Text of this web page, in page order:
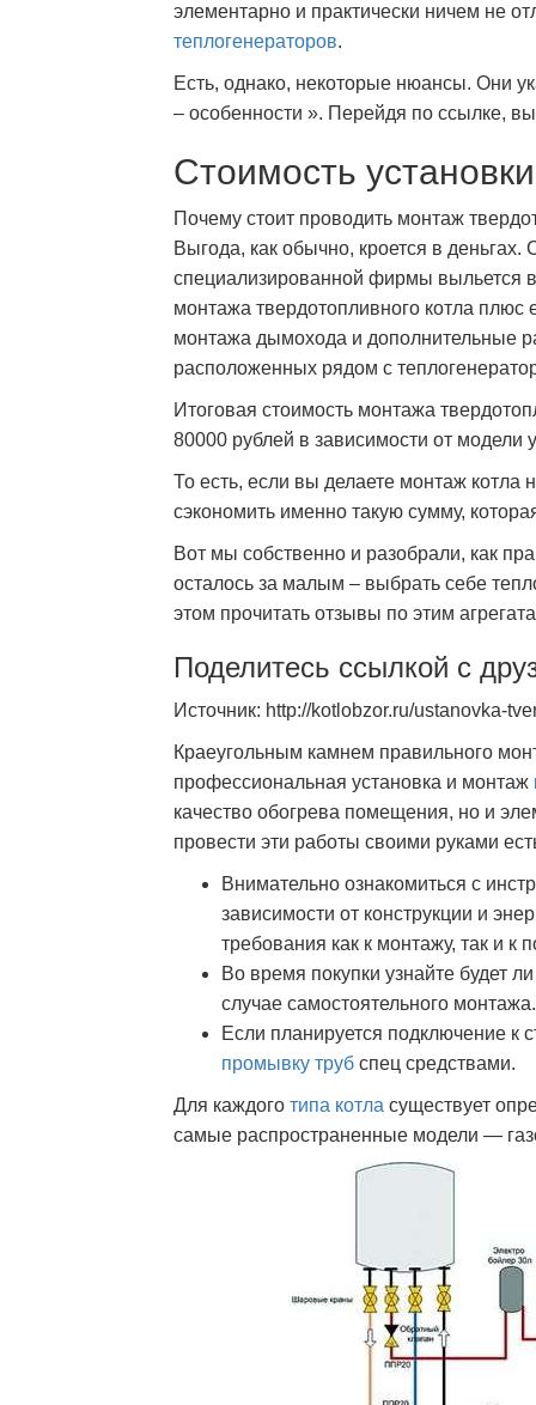
элементарно и практически ничем не
теплогенераторов.
Есть, однако, некоторые нюансы. Они
– особенности ». Перейдя по ссылке,
Стоимость
Почему стоит проводить монтаж
Выгода, как обычно, кроется в деньгах.
специализированной фирмы выльется
монтажа твердотопливного котла плюс
монтажа дымохода и дополнительные
расположенных рядом с
Итоговая стоимость монтажа
80000 рублей в зависимости от модели
То есть, если вы делаете монтаж котла
сэкономить именно такую сумму,
Вот мы собственно и разобрали, как
осталось за малым – выбрать себе
этом прочитать отзывы по этим
Поделитесь ссылкой с
Источник: http://kotlobzor.ru/ustanovka-
Краеугольным камнем правильного
профессиональная установка и монтаж
качество обогрева помещения, но и
провести эти работы своими руками
Внимательно ознакомиться с
зависимости от конструкции и
требования как к монтажу, так и к
Во время покупки узнайте будет
случае самостоятельного монтажа.
Если планируется подключение к
промывку труб спец средствами.
Для каждого типа котла существует
самые распространенные модели —